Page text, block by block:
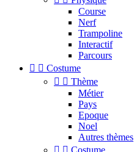
Course
Nerf
Trampoline
Interactif
Parcours
  Costume
  Thème
Métier
Pays
Epoque
Noel
Autres thèmes
  Costume